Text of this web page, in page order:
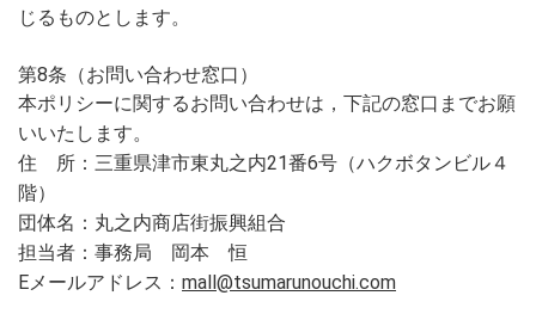
じるものとします。
第8条（お問い合わせ窓口）
本ポリシーに関するお問い合わせは，下記の窓口までお願
いいたします。
住 所：三重県津市東丸之内21番6号（ハクボタンビル４
階）
団体名：丸之内商店街振興組合
担当者：事務局 岡本 恒
Eメールアドレス： mall@tsumarunouchi.com